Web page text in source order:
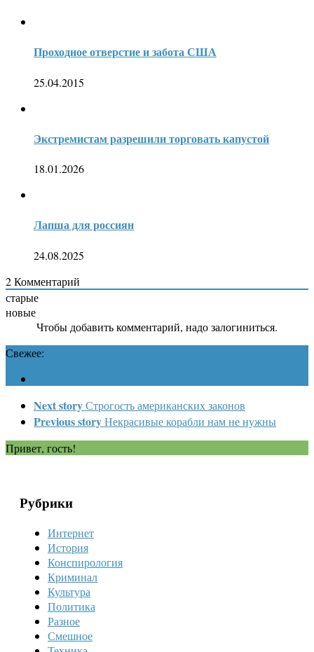
Проходное отверстие и забота США
25.04.2015
Экстремистам разрешили торговать капустой
18.01.2026
Лапша для россиян
24.08.2025
2Комментарий
старые
новые
Чтобы добавить комментарий, надо залогиниться.
Свежее:
Next storyСтрогость американских законов
Previous storyНекрасивые корабли нам не нужны
Привет, гость!
Рубрики
Интернет
История
Конспирология
Криминал
Культура
Политика
Разное
Смешное